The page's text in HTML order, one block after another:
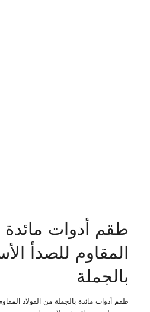
طقم أدوات مائدة
المقاوم للصدأ
بالجملة
طقم أدوات مائدة بالجملة من الفولاذ